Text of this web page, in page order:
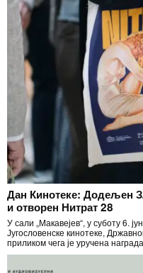
Дан Кинотеке: Додељен
и отворен Нитрат 28
У сали „Макавејев“, у суботу 6.
Југословенске кинотеке,
приликом чега је уручена